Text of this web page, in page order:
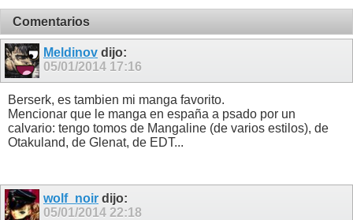
Comentarios
Meldinov dijo:
05/01/2014 17:16
Berserk, es tambien mi manga favorito.
Mencionar que le manga en españa a psado por un
calvario: tengo tomos de Mangaline (de varios estilos), de
Otakuland, de Glenat, de EDT...
wolf_noir dijo:
05/01/2014 22:18